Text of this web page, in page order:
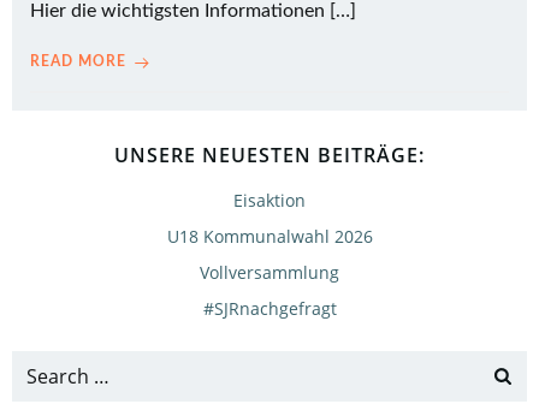
Hier die wichtigsten Informationen […]
READ MORE
UNSERE NEUESTEN BEITRÄGE:
Eisaktion
U18 Kommunalwahl 2026
Vollversammlung
#SJRnachgefragt